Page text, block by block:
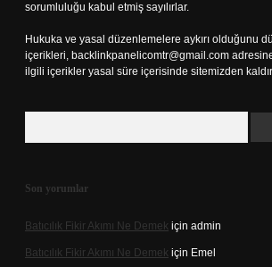
sorumluluğu kabul etmiş sayılırlar.
Hukuka ve yasal düzenlemelere aykırı olduğunu
içerikleri, backlinkpanelicomtr@gmail.com
ilgili içerikler yasal süre içerisinde sitemizden
Son yorumlar
Batıcılık Fikir Akımı Ne Demek için admin
Batıcılık Fikir Akımı Ne Demek için Emel